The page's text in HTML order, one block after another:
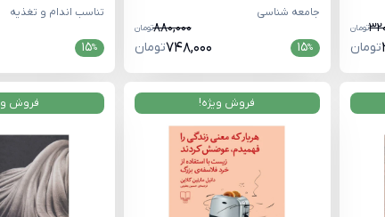
تومان
تومان
جامعه شناسی
تومان880,000
%
15 تومان748,000
تناسب اندام و تغذیه
%
15
فروش ویژه! فروش